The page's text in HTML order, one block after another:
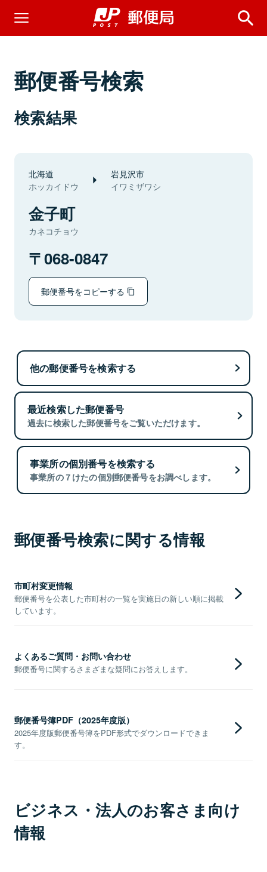
郵便番号検索
検索結果
北海道
ホッカイドウ
岩見沢市
イワミザワシ
金子町
カネコチョウ
068-0847
郵便番号をコピーする
他の郵便番号を検索する
最近検索した郵便番号
過去に検索した郵便番号をご覧いただけます。
事業所の個別番号を検索する
事業所の７けたの個別郵便番号をお調べします。
郵便番号検索に関する情報
市町村変更情報
郵便番号を公表した市町村の一覧を実施日の新しい順に掲載
しています。
よくあるご質問・お問い合わせ
郵便番号に関するさまざまな疑問にお答えします。
郵便番号簿PDF（2025年度版）
2025年度版郵便番号簿をPDF形式でダウンロードできま
す。
ビジネス・法人のお客さま向け
情報